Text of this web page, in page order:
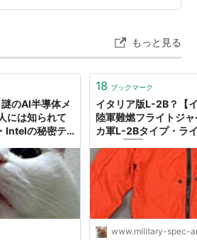
んど着ずに箪笥にしまってありま
もっと見る
のAI半導体メ
には知られて
Intelの秘密テ
トGitHub ・聞
形式JSON ・
18 ブックマーク
イタリア版L-2B？【
陸軍難燃フライトジ
カ軍L-2Bタイプ・ラ
FIRE RESISTANCE
JACKET（
TO US L-2B）WITH
DEADSTOCK - いつ
ン！
www.military-spec-